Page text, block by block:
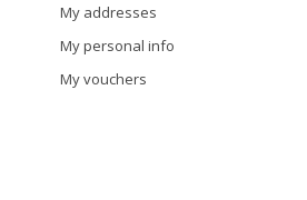
My addresses
My personal info
My vouchers